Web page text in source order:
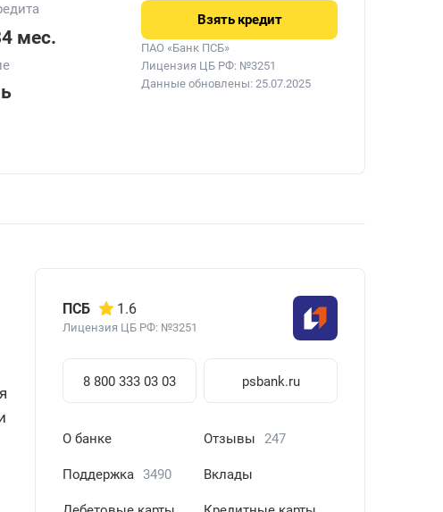
мес.
Взять кредит
ПАО «Банк ПСБ»
Лицензия ЦБ РФ: №3251
Данные обновлены: 25.07.2025
ПСБ 1.6
Лицензия ЦБ РФ: №3251
8 800 333 03 03 psbank.ru
О банке Отзывы 247
Поддержка 3490 Вклады